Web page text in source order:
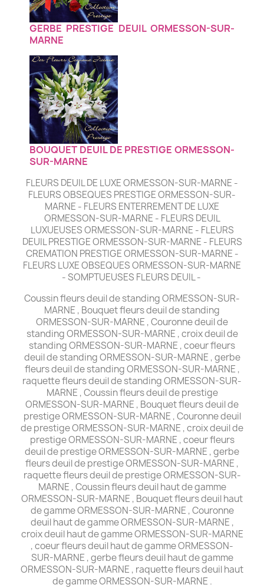
GERBE PRESTIGE DEUIL ORMESSON-SUR-
MARNE
BOUQUET DEUIL DE PRESTIGE ORMESSON-
SUR-MARNE
FLEURS DEUIL DE LUXE ORMESSON-SUR-MARNE -
FLEURS OBSEQUES PRESTIGE ORMESSON-SUR-
MARNE - FLEURS ENTERREMENT DE LUXE
ORMESSON-SUR-MARNE - FLEURS DEUIL
LUXUEUSES ORMESSON-SUR-MARNE - FLEURS
DEUIL PRESTIGE ORMESSON-SUR-MARNE - FLEURS
CREMATION PRESTIGE ORMESSON-SUR-MARNE -
FLEURS LUXE OBSEQUES ORMESSON-SUR-MARNE
- SOMPTUEUSES FLEURS DEUIL -
Coussin fleurs deuil de standing ORMESSON-SUR-
MARNE , Bouquet fleurs deuil de standing
ORMESSON-SUR-MARNE , Couronne deuil de
standing ORMESSON-SUR-MARNE , croix deuil de
standing ORMESSON-SUR-MARNE , coeur fleurs
deuil de standing ORMESSON-SUR-MARNE , gerbe
fleurs deuil de standing ORMESSON-SUR-MARNE ,
raquette fleurs deuil de standing ORMESSON-SUR-
MARNE , Coussin fleurs deuil de prestige
ORMESSON-SUR-MARNE , Bouquet fleurs deuil de
prestige ORMESSON-SUR-MARNE , Couronne deuil
de prestige ORMESSON-SUR-MARNE , croix deuil de
prestige ORMESSON-SUR-MARNE , coeur fleurs
deuil de prestige ORMESSON-SUR-MARNE , gerbe
fleurs deuil de prestige ORMESSON-SUR-MARNE ,
raquette fleurs deuil de prestige ORMESSON-SUR-
MARNE , Coussin fleurs deuil haut de gamme
ORMESSON-SUR-MARNE , Bouquet fleurs deuil haut
de gamme ORMESSON-SUR-MARNE , Couronne
deuil haut de gamme ORMESSON-SUR-MARNE ,
croix deuil haut de gamme ORMESSON-SUR-MARNE
, coeur fleurs deuil haut de gamme ORMESSON-
SUR-MARNE , gerbe fleurs deuil haut de gamme
ORMESSON-SUR-MARNE , raquette fleurs deuil haut
de gamme ORMESSON-SUR-MARNE .